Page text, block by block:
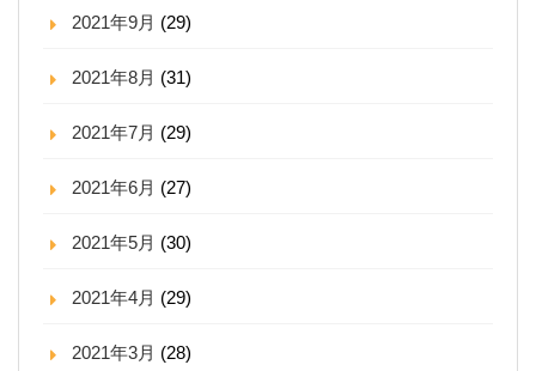
2021年9月 (29)
2021年8月 (31)
2021年7月 (29)
2021年6月 (27)
2021年5月 (30)
2021年4月 (29)
2021年3月 (28)